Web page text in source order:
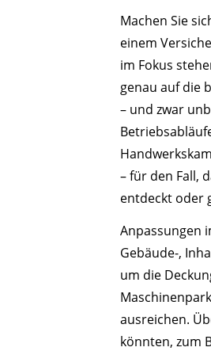
Machen Sie
einem
im Fokus
genau auf die
– und zwar
– für den Fall,
entdeckt oder
Anpassungen
Gebäude-,
um die
ausreichen.
könnten, zum